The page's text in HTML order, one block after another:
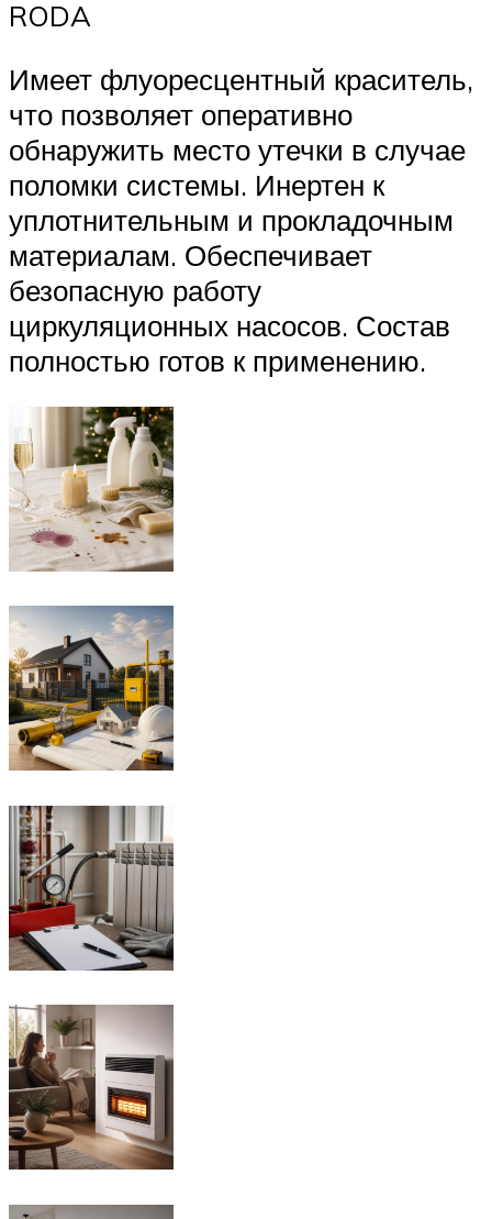
RODA
Имеет флуоресцентный краситель,
что позволяет оперативно
обнаружить место утечки в случае
поломки системы. Инертен к
уплотнительным и прокладочным
материалам. Обеспечивает
безопасную работу
циркуляционных насосов. Состав
полностью готов к применению.